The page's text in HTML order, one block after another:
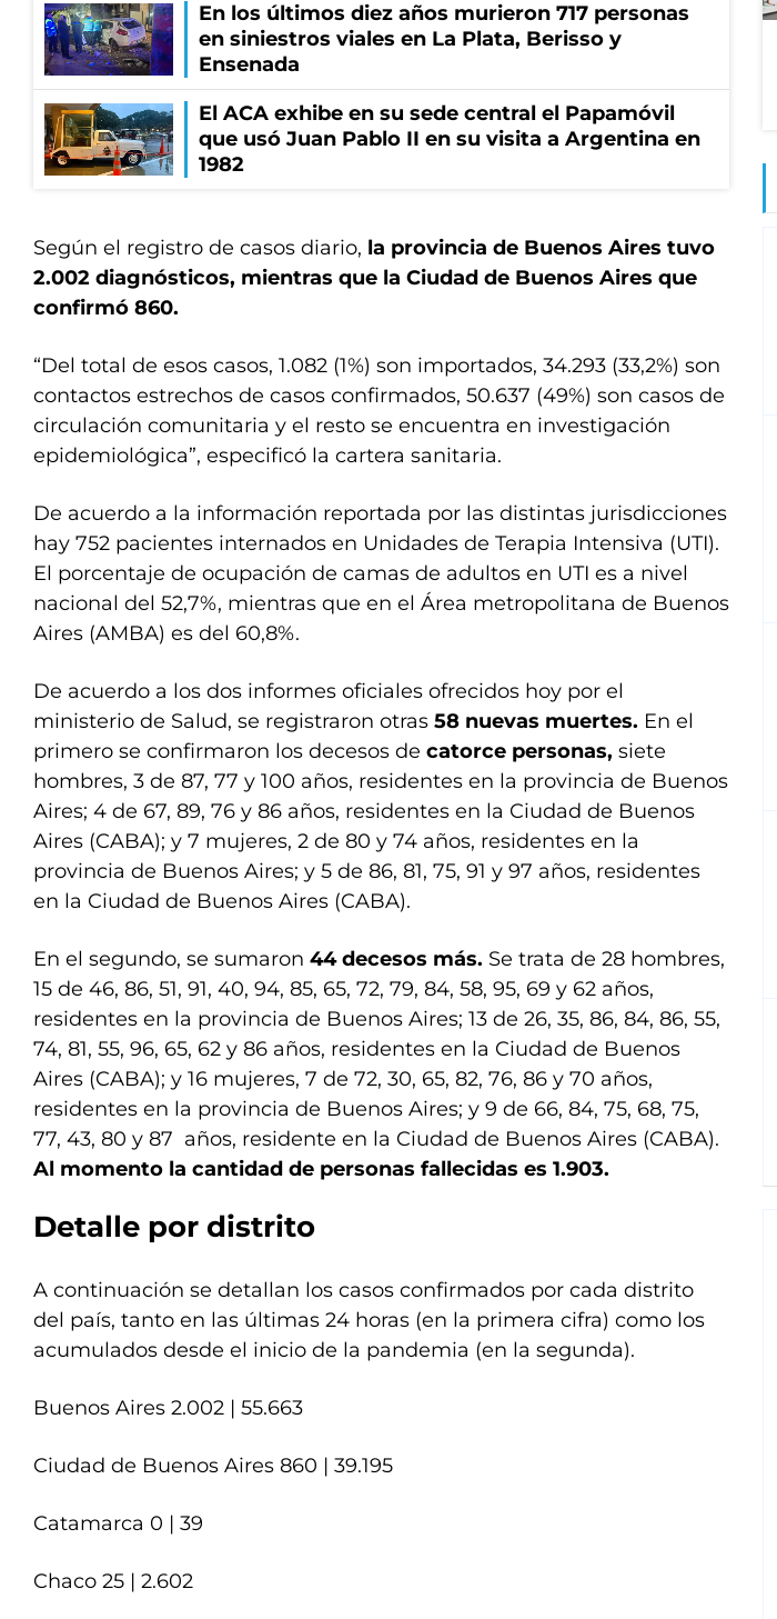
En los últimos diez años murieron 717 personas
en siniestros viales en La Plata, Berisso y
Ensenada
El ACA exhibe en su sede central el Papamóvil
que usó Juan Pablo II en su visita a Argentina en
1982
Según el registro de casos diario, la provincia de Buenos Aires tuvo
2.002 diagnósticos, mientras que la Ciudad de Buenos Aires que
confirmó 860.
“Del total de esos casos, 1.082 (1%) son importados, 34.293 (33,2%) son
contactos estrechos de casos confirmados, 50.637 (49%) son casos de
circulación comunitaria y el resto se encuentra en investigación
epidemiológica”, especificó la cartera sanitaria.
De acuerdo a la información reportada por las distintas jurisdicciones
hay 752 pacientes internados en Unidades de Terapia Intensiva (UTI).
El porcentaje de ocupación de camas de adultos en UTI es a nivel
nacional del 52,7%, mientras que en el Área metropolitana de Buenos
Aires (AMBA) es del 60,8%.
De acuerdo a los dos informes oficiales ofrecidos hoy por el
ministerio de Salud, se registraron otras 58 nuevas muertes. En el
primero se confirmaron los decesos de catorce personas, siete
hombres, 3 de 87, 77 y 100 años, residentes en la provincia de Buenos
Aires; 4 de 67, 89, 76 y 86 años, residentes en la Ciudad de Buenos
Aires (CABA); y 7 mujeres, 2 de 80 y 74 años, residentes en la
provincia de Buenos Aires; y 5 de 86, 81, 75, 91 y 97 años, residentes
en la Ciudad de Buenos Aires (CABA).
En el segundo, se sumaron 44 decesos más. Se trata de 28 hombres,
15 de 46, 86, 51, 91, 40, 94, 85, 65, 72, 79, 84, 58, 95, 69 y 62 años,
residentes en la provincia de Buenos Aires; 13 de 26, 35, 86, 84, 86, 55,
74, 81, 55, 96, 65, 62 y 86 años, residentes en la Ciudad de Buenos
Aires (CABA); y 16 mujeres, 7 de 72, 30, 65, 82, 76, 86 y 70 años,
residentes en la provincia de Buenos Aires; y 9 de 66, 84, 75, 68, 75,
77, 43, 80 y 87 años, residente en la Ciudad de Buenos Aires (CABA).
Al momento la cantidad de personas fallecidas es 1.903.
Detalle por distrito
A continuación se detallan los casos confirmados por cada distrito
del país, tanto en las últimas 24 horas (en la primera cifra) como los
acumulados desde el inicio de la pandemia (en la segunda).
Buenos Aires 2.002 | 55.663
Ciudad de Buenos Aires 860 | 39.195
Catamarca 0 | 39
Chaco 25 | 2.602